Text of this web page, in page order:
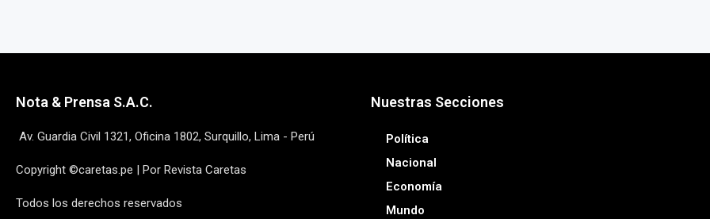
Nota & Prensa S.A.C.
Av. Guardia Civil 1321, Oficina 1802, Surquillo, Lima - Perú
Copyright ©caretas.pe | Por Revista Caretas
Todos los derechos reservados
Nuestras Secciones
Política
Nacional
Economía
Mundo